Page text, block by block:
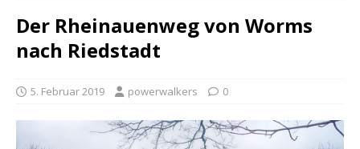
Der Rheinauenweg von Worms
nach Riedstadt
5. Februar 2019 powerwalkers 0